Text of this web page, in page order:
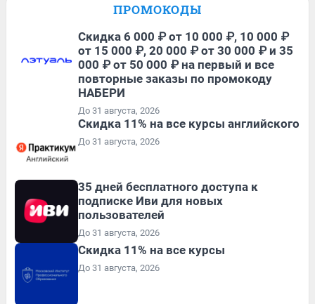
ПРОМОКОДЫ
Скидка 6 000 ₽ от 10 000 ₽, 10 000 ₽
от 15 000 ₽, 20 000 ₽ от 30 000 ₽ и 35
000 ₽ от 50 000 ₽ на первый и все
повторные заказы по промокоду
НАБЕРИ
До 31 августа, 2026
Скидка 11% на все курсы английского
До 31 августа, 2026
35 дней бесплатного доступа к
подписке Иви для новых
пользователей
До 31 августа, 2026
Скидка 11% на все курсы
До 31 августа, 2026